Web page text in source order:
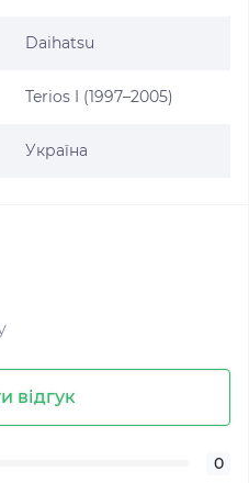
Daihatsu
Terios I (1997–2005)
Україна
відгук
0